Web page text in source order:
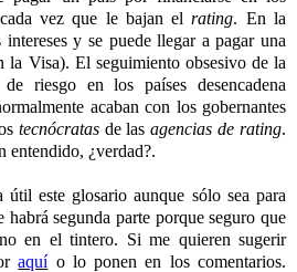
cada vez que le bajan elrating. En la
y se puede llegar a pagar una
la Visa). El seguimiento obsesivo de la
riesgo en los países desencadena
acaban con los gobernantes
tecnócratasde lasagencias de rating.
entendido, ¿verdad?.
útil este glosario aunque sólo sea para
segunda parte porque seguro que
en el tintero. Si me quieren sugerir
aquío lo ponen en los comentarios.